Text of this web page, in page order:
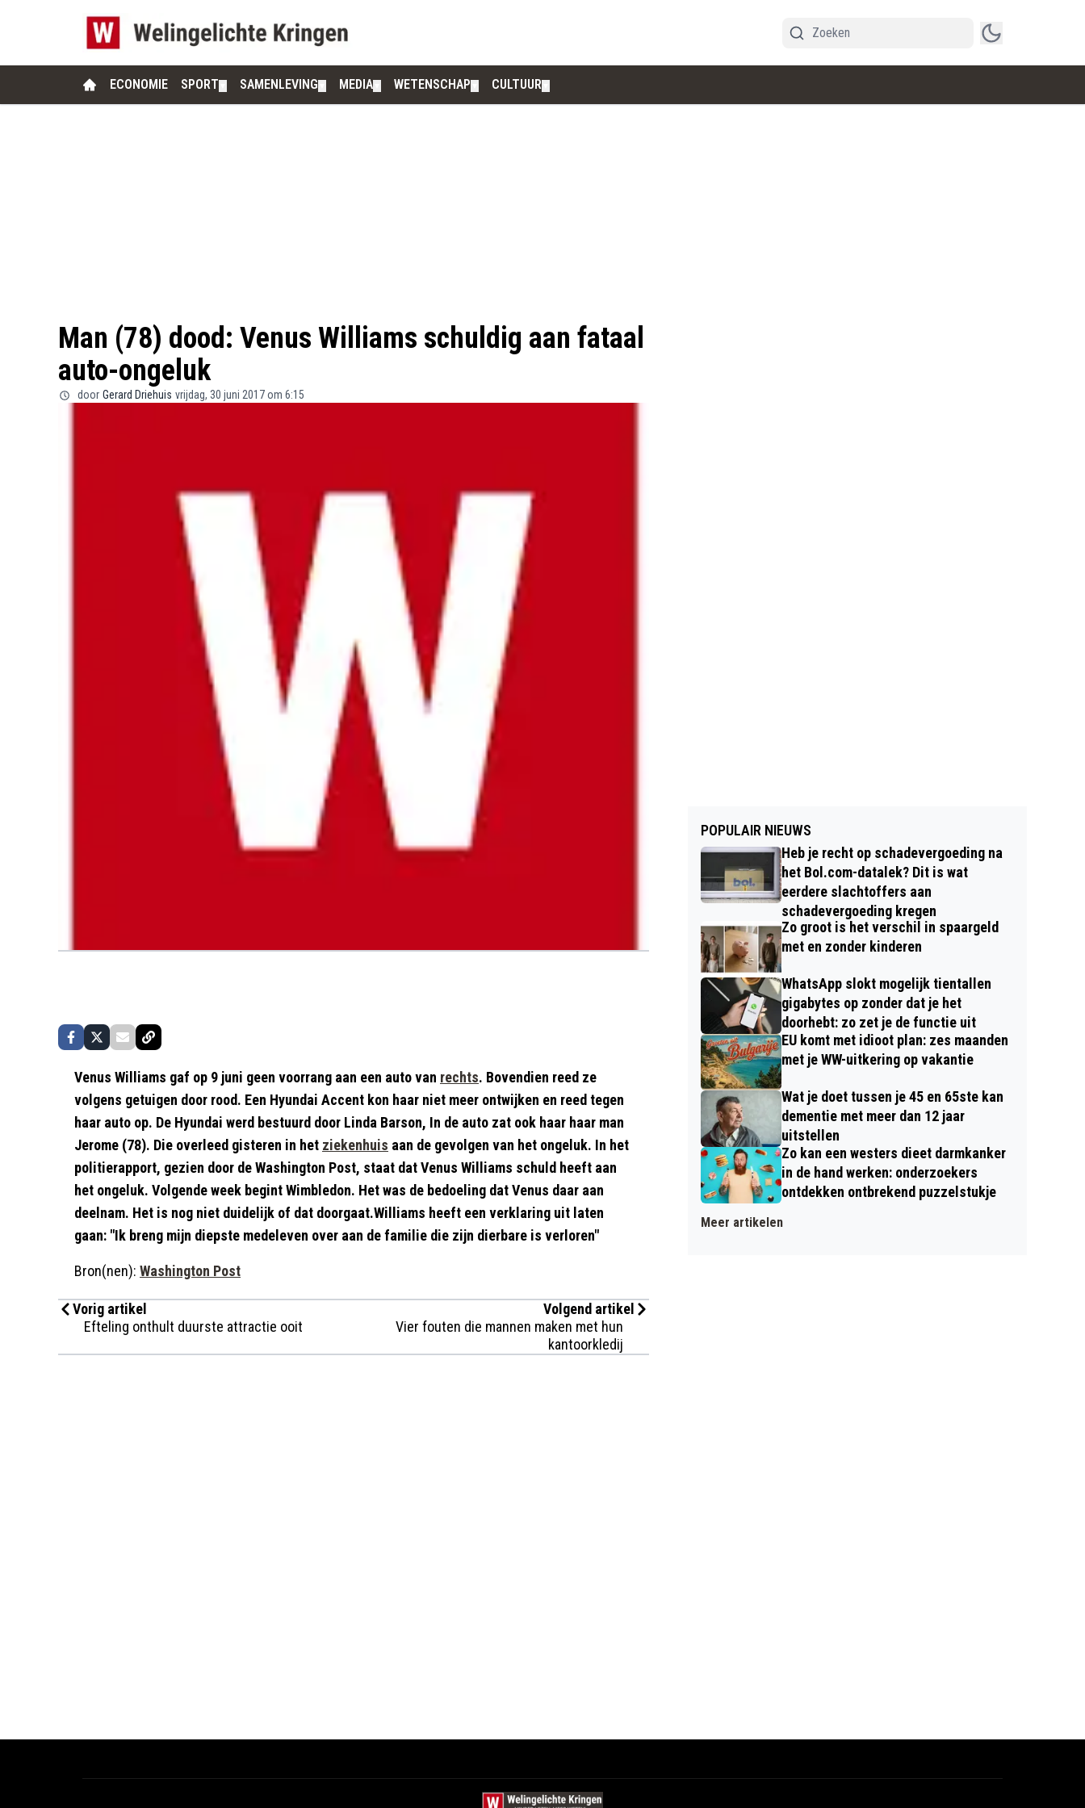
ECONOMIE SPORT SAMENLEVING MEDIA WETENSCHAP CULTUUR
Man (78) dood: Venus Williams schuldig aan fataal
auto-ongeluk
door Gerard Driehuis vrijdag, 30 juni 2017 om 6:15
Venus Williams gaf op 9 juni geen voorrang aan een auto van rechts. Bovendien reed ze
volgens getuigen door rood. Een Hyundai Accent kon haar niet meer ontwijken en reed tegen
haar auto op. De Hyundai werd bestuurd door Linda Barson, In de auto zat ook haar haar man
Jerome (78). Die overleed gisteren in het ziekenhuis aan de gevolgen van het ongeluk. In het
politierapport, gezien door de Washington Post, staat dat Venus Williams schuld heeft aan
het ongeluk. Volgende week begint Wimbledon. Het was de bedoeling dat Venus daar aan
deelnam. Het is nog niet duidelijk of dat doorgaat.Williams heeft een verklaring uit laten
gaan: "Ik breng mijn diepste medeleven over aan de familie die zijn dierbare is verloren"
Bron(nen): Washington Post
Vorig artikel
Efteling onthult duurste attractie ooit
Volgend artikel
Vier fouten die mannen maken met hun
kantoorkledij
POPULAIR NIEUWS
Heb je recht op schadevergoeding na
het Bol.com-datalek? Dit is wat
eerdere slachtoffers aan
schadevergoeding kregen
Zo groot is het verschil in spaargeld
met en zonder kinderen
WhatsApp slokt mogelijk tientallen
gigabytes op zonder dat je het
doorhebt: zo zet je de functie uit
EU komt met idioot plan: zes maanden
met je WW-uitkering op vakantie
Wat je doet tussen je 45 en 65ste kan
dementie met meer dan 12 jaar
uitstellen
Zo kan een westers dieet darmkanker
in de hand werken: onderzoekers
ontdekken ontbrekend puzzelstukje
Meer artikelen